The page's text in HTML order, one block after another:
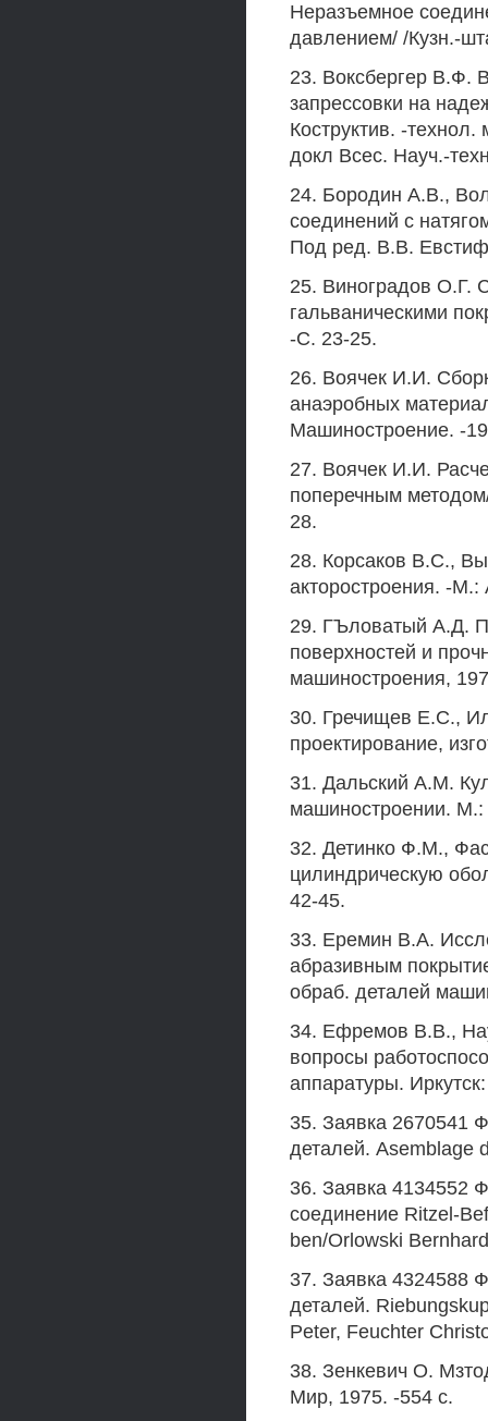
Неразъемное
давлением/ /Кузн.-
23. Воксбергер В.Ф.
запрессовки на
Коструктив. -
докл Всес. Науч.-
24. Бородин A.B.,
соединений с
Под ред. В.В.
25. Виноградов О.Г.
гальваническими
-С. 23-25.
26. Воячек И.И.
анаэробных
Машиностроение. -
27. Воячек И.И.
поперечным
28.
28. Корсаков B.C.,
акторостроения. -М.:
29. ГЪловатый А.Д.
поверхностей и
машиностроения,
30. Гречищев Е.С.,
проектирование,
31. Дальский A.M.
машиностроении.
32. Детинко Ф.М.,
цилиндрическую
42-45.
33. Еремин В.А.
абразивным
обраб. деталей
34. Ефремов В.В.,
вопросы
аппаратуры.
35. Заявка 2670541
деталей. Asemblage
36. Заявка 4134552
соединение Ritzel-
ben/Orlowski
37. Заявка 4324588
деталей.
Peter, Feuchter
38. Зенкевич О.
Мир, 1975. -554 с.